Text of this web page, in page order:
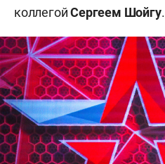
коллегойСергеем Шойгу.